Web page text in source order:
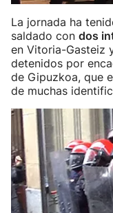
La jornada ha
saldado con dos
en Vitoria-Gasteiz
detenidos por
de Gipuzkoa, que
de muchas